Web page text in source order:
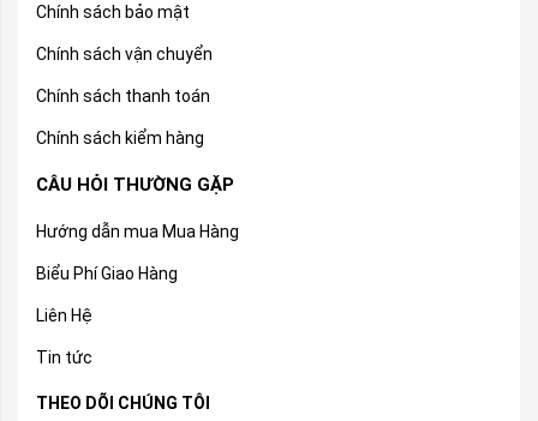
Chính sách bảo mật
Chính sách vận chuyển
Chính sách thanh toán
Chính sách kiểm hàng
CÂU HỎI THƯỜNG GẶP
Hướng dẫn mua Mua Hàng
Biểu Phí Giao Hàng
Liên Hệ
Tin tức
THEO DÕI CHÚNG TÔI